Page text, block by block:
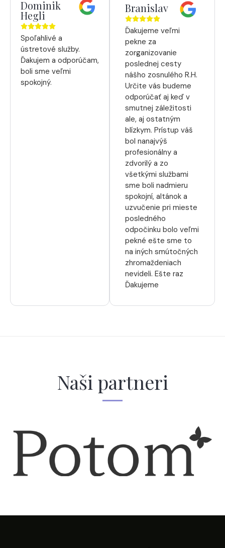
Dominik
Hegli
Spoľahlivé a
ústretové služby.
Ďakujem a odporúčam,
boli sme veľmi
spokojný.
Branislav
Ďakujeme veľmi
pekne za
zorganizovanie
poslednej cesty
nášho zosnulého R.H.
Určite vás budeme
odporúčať aj keď v
smutnej záležitosti
ale, aj ostatným
blízkym. Prístup váš
bol nanajvýš
profesionálny a
zdvorilý a zo
všetkými službami
sme boli nadmieru
spokojní, altánok a
uzvučenie pri mieste
posledného
odpočinku bolo veľmi
pekné ešte sme to
na iných smútočných
zhromaždeniach
nevideli. Ešte raz
Ďakujeme
Naši partneri